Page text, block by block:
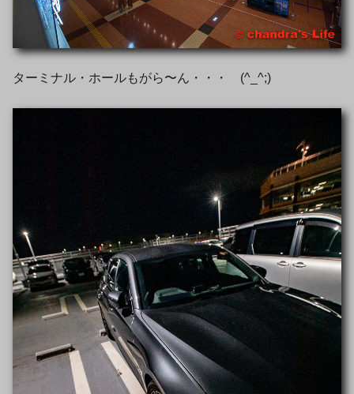
ターミナル・ホールもがら〜ん・・・ (^_^;)